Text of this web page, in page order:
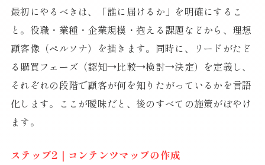
最初にやるべきは、「誰に届けるか」を明確にするこ
と。役職・業種・企業規模・抱える課題などから、理想
顧客像（ペルソナ）を描きます。同時に、リードがたど
る購買フェーズ（認知→比較→検討→決定）を定義し、
それぞれの段階で顧客が何を知りたがっているかを言語
化します。ここが曖昧だと、後のすべての施策がぼやけ
ます。
ステップ2｜コンテンツマップの作成